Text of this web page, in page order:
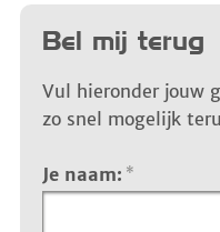
Bel mij terug
Vul hieronder jouw
zo snel mogelijk
Je naam: *